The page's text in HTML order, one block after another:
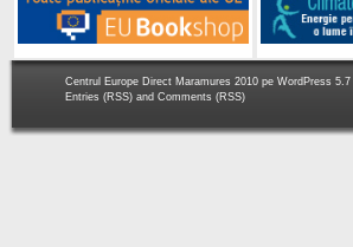
Centrul Europe Direct Maramures 2010 pe WordPress 5.7
Entries (RSS) and Comments (RSS)